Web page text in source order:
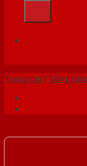
Trang chủ /Sản phẩm